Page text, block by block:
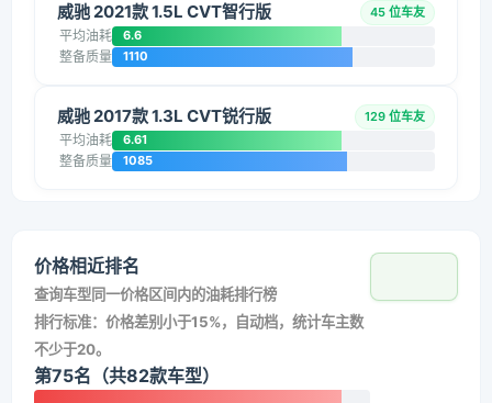
威驰 2021款 1.5L CVT智行版 45 位车友
平均油耗 6.6
整备质量 1110
威驰 2017款 1.3L CVT锐行版 129 位车友
平均油耗 6.61
整备质量 1085
价格相近排名
查询车型同一价格区间内的油耗排行榜
排行标准：价格差别小于15%，自动档，统计车主数
不少于20。
第75名（共82款车型）